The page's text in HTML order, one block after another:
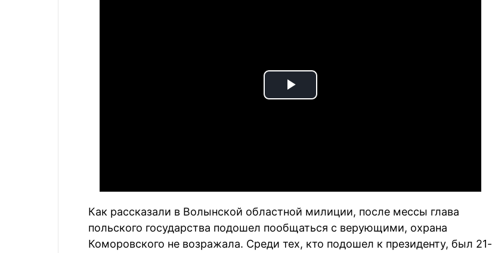
Play
Как рассказали в Волынской областной милиции, после мессы глава
польского государства подошел пообщаться с верующими, охрана
Коморовского не возражала. Среди тех, кто подошел к президенту, был 21-